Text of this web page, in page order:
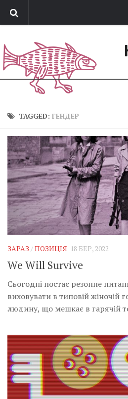
Обратная связь
Поддержать сайт
Зараз
Позиція
Дії
Belles lettres
Агітатор
Музика революції
Цитати
Inter/antinational
TAGGED: ГЕНДЕР
ЗАРАЗ /ПОЗИЦІЯ 18 БЕР, 2022
We Will Survive
Сьогодні постає резонне
виховувати в типовій жіночій
людину, що мешкає в гарячій